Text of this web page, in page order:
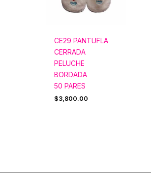
CE29 PANTUFLA
CERRADA
PELUCHE
BORDADA
50 PARES
$3,800.00